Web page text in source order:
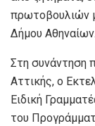
πρωτοβουλιών
Δήμου Αθηναίων.
Στη συνάντηση
Αττικής, ο
Ειδική
του